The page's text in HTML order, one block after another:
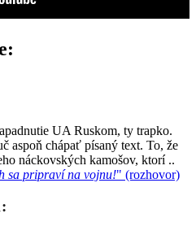
UA Ruskom, ty trapko.
aspoň chápať písaný text. To, že
náckovských kamošov, ktorí ..
sa pripraví na vojnu!" (rozhovor)